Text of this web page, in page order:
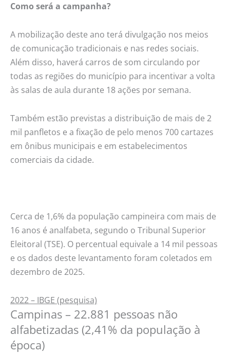
Como será a campanha?
A mobilização deste ano terá divulgação nos meios
de comunicação tradicionais e nas redes sociais.
Além disso, haverá carros de som circulando por
todas as regiões do município para incentivar a volta
às salas de aula durante 18 ações por semana.
Também estão previstas a distribuição de mais de 2
mil panfletos e a fixação de pelo menos 700 cartazes
em ônibus municipais e em estabelecimentos
comerciais da cidade.
Cerca de 1,6% da população campineira com mais de
16 anos é analfabeta, segundo o Tribunal Superior
Eleitoral (TSE). O percentual equivale a 14 mil pessoas
e os dados deste levantamento foram coletados em
dezembro de 2025.
2022 – IBGE (pesquisa)
Campinas – 22.881 pessoas não
alfabetizadas (2,41% da população à
época)